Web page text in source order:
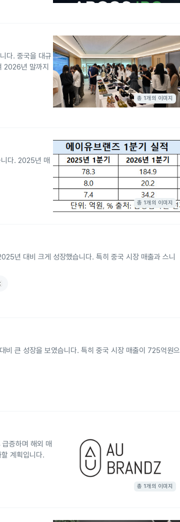
다. 중국을 대규
2026년 말까지
총 1개의 이미지
다. 2025년 매
총 1개의 이미지
년 대비 크게 성장했습니다. 특히 중국 시장 매출과 스니
큰 성장을 보였습니다. 특히 중국 시장 매출이 725억원으
증하며 해외 매
계획입니다.
총 1개의 이미지